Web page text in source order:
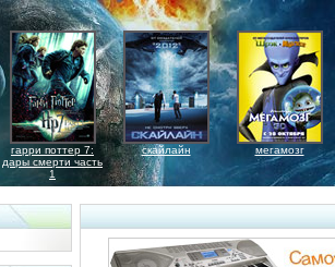
гарри поттер 7:
дары смерти часть
1
скайлайн мегамозг